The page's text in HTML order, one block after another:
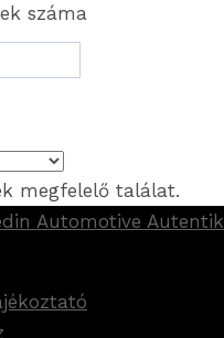
száma
megfelelő találat.
Automotive Autentik